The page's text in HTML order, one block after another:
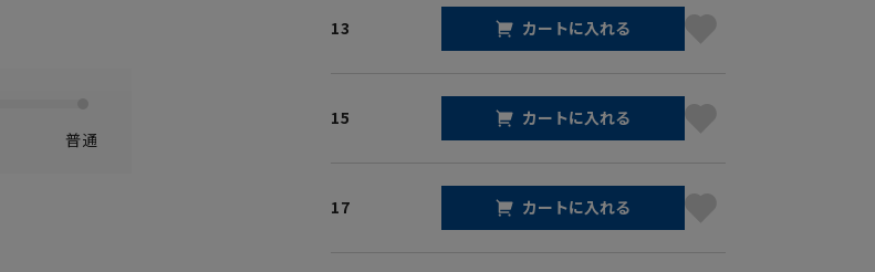
普通
13 カートに入れる
15 カートに入れる
17 カートに入れる